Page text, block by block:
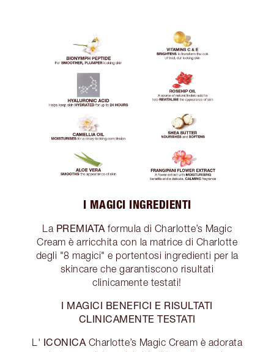
I MAGICI INGREDIENTI
La PREMIATA formula di Charlotte’s Magic
Cream è arricchita con la matrice di Charlotte
degli "8 magici" e portentosi ingredienti per la
skincare che garantiscono risultati
clinicamente testati!
I MAGICI BENEFICI E RISULTATI
CLINICAMENTE TESTATI
L' ICONICA Charlotte’s Magic Cream è adorata